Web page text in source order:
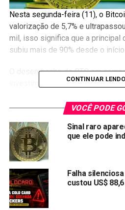
Nesta segunda-feira (11), o
valorização de 5,7% e
mil, isso significa que a principal
subiu mais de 90% desde o
O desempenho do BTC em
investimentos tradicionais, como
Bolsa de Valores
Nesta segunda-feira (7), o
112.180,48 pontos, com
impactaram hoje o Ibovespa. No
queda de -5.74%.
CONTINUAR
VOCÊ PODE
Sinal raro
que ele pode
Falha silenciosa
custou US$